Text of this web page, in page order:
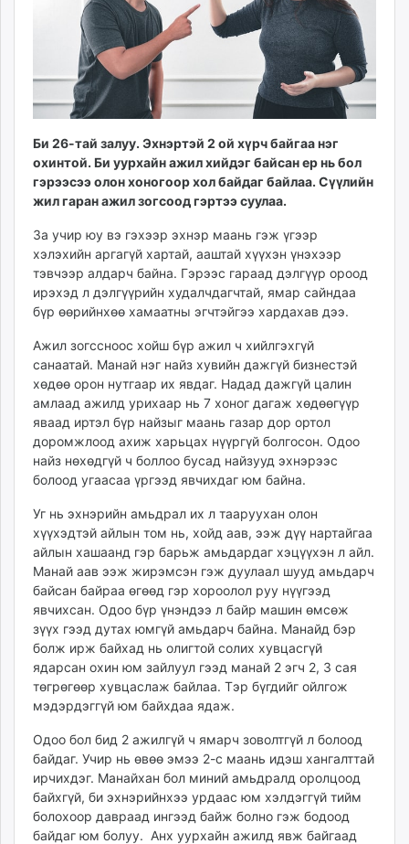
Livetv.mn
Eguur.mn
24tsag.mn
eagle.mn
zarig.mn
zuv.mn
ugluu.mn
urlag.mn
shudarga.mn
shuurhai.mn
unuudur.mn
isee.mn
mglradio.com
itoim.mn
tumen.mn
shuum.mn
times.mn
tvmongolia.mn
mass.mn
unegui.mn
assa.mn
toim.mn
paparazzi.mn
unread.today
Би 26-тай залуу. Эхнэртэй 2 ой хүрч байгаа нэг
охинтой. Би уурхайн ажил хийдэг байсан ер нь бол
гэрээсээ олон хоногоор хол байдаг байлаа. Сүүлийн
жил гаран ажил зогсоод гэртээ суулаа.
За учир юу вэ гэхээр эхнэр маань гэж үгээр
хэлэхийн аргагүй хартай, ааштай хүүхэн үнэхээр
тэвчээр алдарч байна. Гэрээс гараад дэлгүүр ороод
ирэхэд л дэлгүүрийн худалчдагчтай, ямар сайндаа
бүр өөрийнхөө хамаатны эгчтэйгээ хардахав дээ.
Ажил зогссноос хойш бүр ажил ч хийлгэхгүй
санаатай. Манай нэг найз хувийн дажгүй бизнестэй
хөдөө орон нутгаар их явдаг. Надад дажгүй цалин
амлаад ажилд урихаар нь 7 хоног дагаж хөдөөгүүр
яваад иртэл бүр найзыг маань газар дор ортол
доромжлоод ахиж харьцах нүүргүй болгосон. Одоо
найз нөхөдгүй ч боллоо бусад найзууд эхнэрээс
болоод угаасаа үргээд явчихдаг юм байна.
Уг нь эхнэрийн амьдрал их л тааруухан олон
хүүхэдтэй айлын том нь, хойд аав, ээж дүү нартайгаа
айлын хашаанд гэр барьж амьдардаг хэцүүхэн л айл.
Манай аав ээж жирэмсэн гэж дуулаал шууд амьдарч
байсан байраа өгөөд гэр хороолол руу нүүгээд
явчихсан. Одоо бүр үнэндээ л байр машин өмсөж
зүүх гээд дутах юмгүй амьдарч байна. Манайд бэр
болж ирж байхад нь олигтой солих хувцасгүй
ядарсан охин юм зайлуул гээд манай 2 эгч 2, 3 сая
төгрөгөөр хувцаслаж байлаа. Тэр бүгдийг ойлгож
мэдэрдэггүй юм байхдаа ядаж.
Одоо бол бид 2 ажилгүй ч ямарч зоволтгүй л болоод
байдаг. Учир нь өвөө эмээ 2-с маань идэш хангалттай
ирчихдэг. Манайхан бол миний амьдралд оролцоод
байхгүй, би эхнэрийнхээ урдаас юм хэлдэггүй тийм
болохоор давраад ингээд байж болно гэж бодоод
байдаг юм болуу. Анх уурхайн ажилд явж байгаад